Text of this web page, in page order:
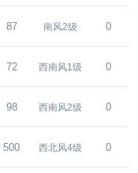
87 南风2级 0
72 西南风1级 0
98 西南风2级 0
500 西北风4级 0